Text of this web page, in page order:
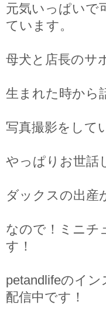
元気いっぱいで
ています。
母犬と店長のサ
生まれた時から
写真撮影をして
やっぱりお世話
ダックスの出産
なので！ミニチ
す！
petandlifeのイ
配信中です！